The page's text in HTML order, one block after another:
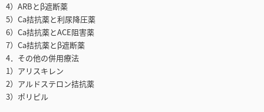
4）ARBとβ遮断薬
5）Ca拮抗薬と利尿降圧薬
6）Ca拮抗薬とACE阻害薬
7）Ca拮抗薬とβ遮断薬
4．その他の併用療法
1）アリスキレン
2）アルドステロン拮抗薬
3）ポリピル